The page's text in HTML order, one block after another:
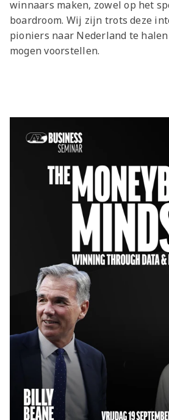
winnaars maken, zowel op het
boardroom. Wij zijn trots deze
pioniers naar Nederland te
mogen voorstellen.